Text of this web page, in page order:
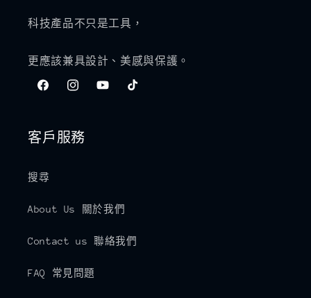
科技產品不只是工具，
更應該兼具設計、美感與保護。
FacebookInstagramYouTubeTikTok
客戶服務
搜尋
About Us 關於我們
Contact us 聯絡我們
FAQ 常見問題